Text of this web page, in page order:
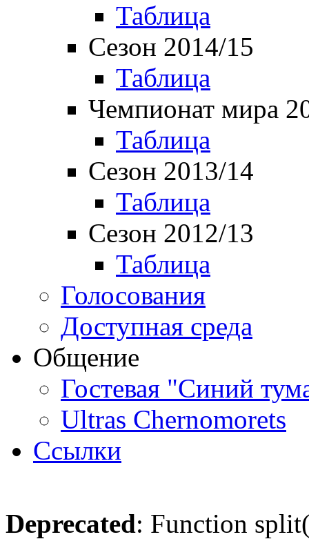
Таблица
Сезон 2014/15
Таблица
Чемпионат мира
Таблица
Сезон 2013/14
Таблица
Сезон 2012/13
Таблица
Голосования
Доступная среда
Общение
Гостевая "Синий
Ultras Chernomorets
Ссылки
Deprecated: Function